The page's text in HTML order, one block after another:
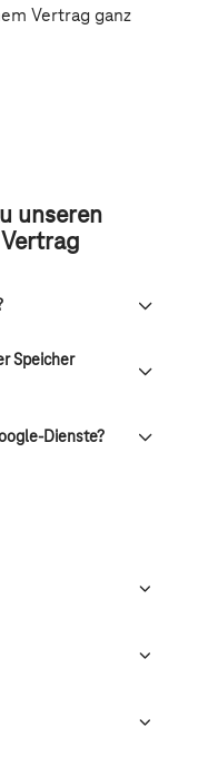
unseren
Speicher
Dienste?